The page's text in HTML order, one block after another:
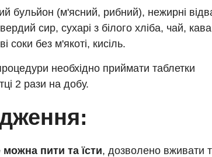
бульйон (м'ясний, рибний), нежирні
сир, сухарі з білого хліба, чай,
соки без м'якоті, кисіль.
необхідно приймати таблетки
2 рази на добу.
можна пити та їсти, дозволено вживати